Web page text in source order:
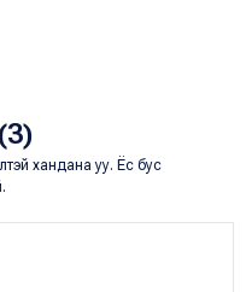
хандана уу. Ёс бус